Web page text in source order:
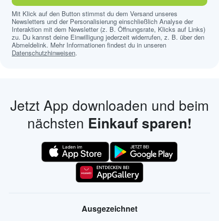
Mit Klick auf den Button stimmst du dem Versand unseres
Newsletters und der Personalisierung einschließlich Analyse der
Interaktion mit dem Newsletter (z. B. Öffnungsrate, Klicks auf Links)
zu. Du kannst deine Einwilligung jederzeit widerrufen, z. B. über den
Abmeldelink. Mehr Informationen findest du in unseren
Datenschutzhinweisen.
Jetzt App downloaden und beim
nächsten Einkauf sparen!
Ausgezeichnet